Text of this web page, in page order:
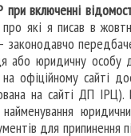
включенні
про які я писав в
законодавчо
або юридичну
офіційному сайті
на сайті ДП
для припинення